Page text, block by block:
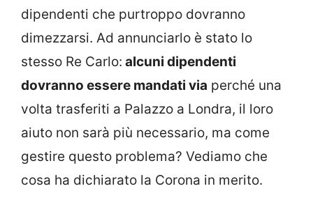
dipendenti che purtroppo dovranno
dimezzarsi. Ad annunciarlo è stato lo
stesso Re Carlo: alcuni dipendenti
dovranno essere mandati via perché una
volta trasferiti a Palazzo a Londra, il loro
aiuto non sarà più necessario, ma come
gestire questo problema? Vediamo che
cosa ha dichiarato la Corona in merito.